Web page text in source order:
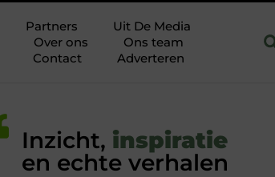
Partners
Uit De Media
Over ons
Ons team
Contact
Adverteren
Inzicht, inspiratie
en echte verhalen